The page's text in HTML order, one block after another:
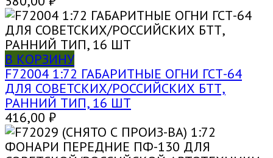
В КОРЗИНУ
F72004 1:72 ГАБАРИТНЫЕ ОГНИ ГСТ-64
ДЛЯ СОВЕТСКИХ/РОССИЙСКИХ БТТ,
РАННИЙ ТИП, 16 ШТ
416,00 ₽